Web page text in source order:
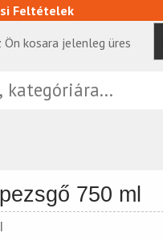
Feltételek
Ön kosara jelenleg üres
750 ml